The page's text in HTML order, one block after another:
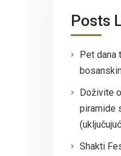
Posts
Pet dana
Doživite
piramide
Shakti